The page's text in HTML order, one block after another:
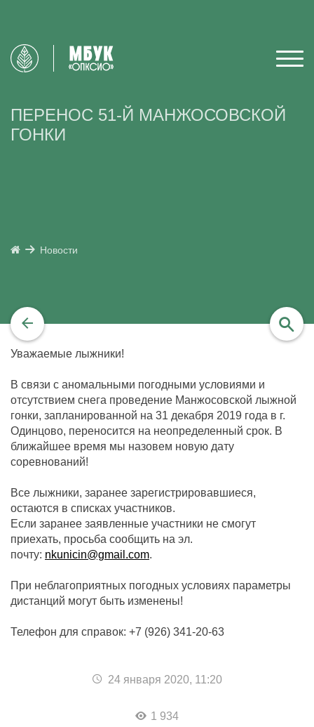
ПЕРЕНОС 51-Й МАНЖОСОВСКОЙ
ГОНКИ
Новости
Уважаемые лыжники!
В связи с аномальными погодными условиями и
отсутствием снега проведение Манжосовской лыжной
гонки, запланированной на 31 декабря 2019 года в г.
Одинцово, переносится на неопределенный срок. В
ближайшее время мы назовем новую дату
соревнований!
Все лыжники, заранее зарегистрировавшиеся,
остаются в списках участников.
Если заранее заявленные участники не смогут
приехать, просьба сообщить на эл.
почту: nkunicin@gmail.com.
При неблагоприятных погодных условиях параметры
дистанций могут быть изменены!
Телефон для справок: +7 (926) 341-20-63
24 января 2020, 11:20
1 934